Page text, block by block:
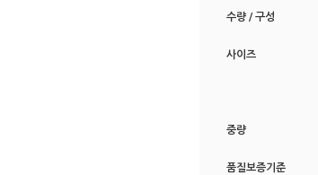
수량 / 구성
사이즈
중량
품질보증기준